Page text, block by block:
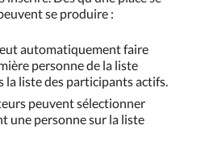
se produire :
automatiquement faire
personne de la liste
la liste des participants actifs.
peuvent sélectionner
une personne sur la liste